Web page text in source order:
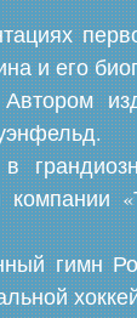
и его
гимн